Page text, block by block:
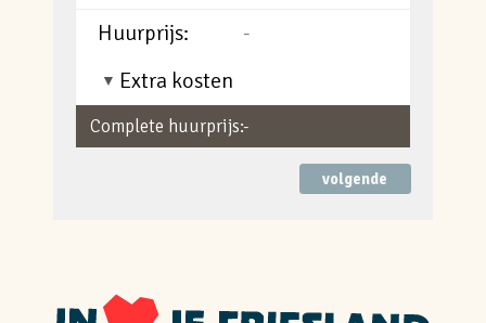
Huurprijs:
-
Extra kosten
Complete huurprijs:-
volgende